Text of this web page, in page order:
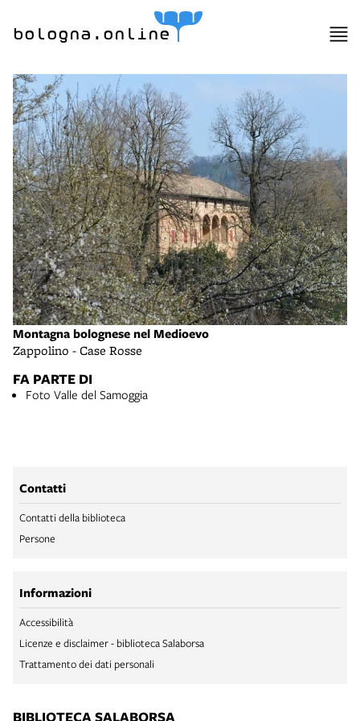
bologna.online
Montagna bolognese nel Medioevo
Zappolino - Case Rosse
FA PARTE DI
Foto Valle del Samoggia
Contatti
Contatti della biblioteca
Persone
Informazioni
Accessibilità
Licenze e disclaimer - biblioteca Salaborsa
Trattamento dei dati personali
BIBLIOTECA SALABORSA